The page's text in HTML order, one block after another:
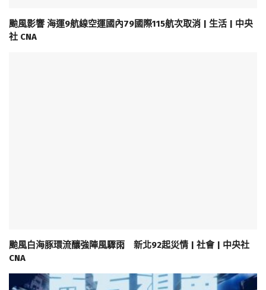
颱風影響 海運9航線空運國內79國際115航次取消 | 生活 | 中央
社 CNA
颱風白海豚環流釀強陣風驟雨 新北92起災情 | 社會 | 中央社
CNA